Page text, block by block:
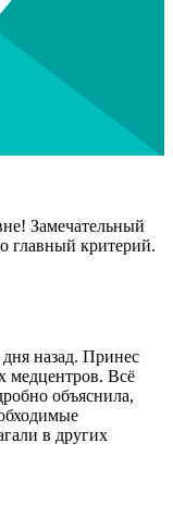
Замечательный
главный критерий.
назад. Принес
медцентров. Всё
объяснила,
в других